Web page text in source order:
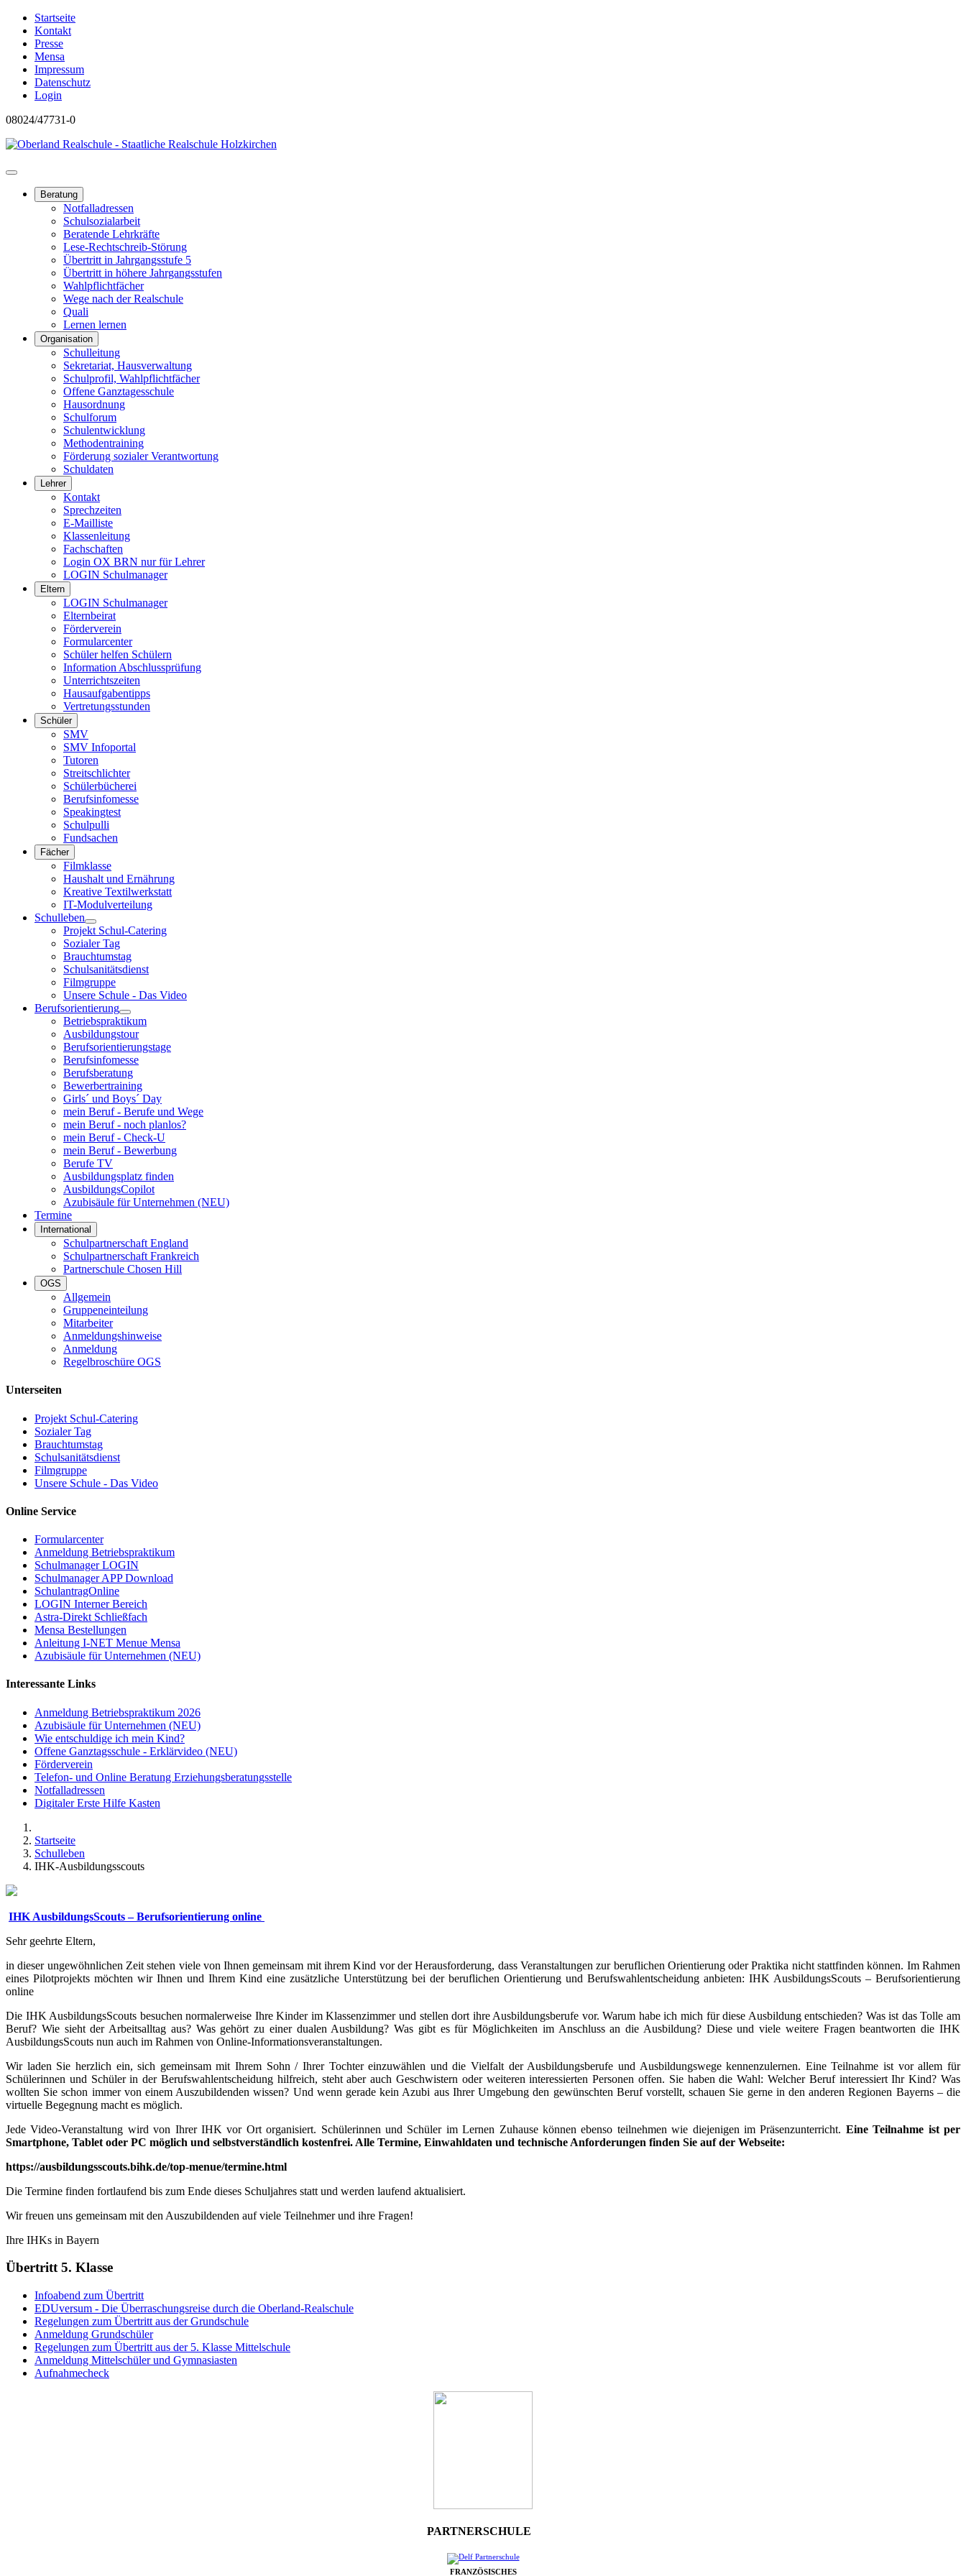
Startseite
Kontakt
Presse
Mensa
Impressum
Datenschutz
Login
08024/47731-0
Beratung
Notfalladressen
Schulsozialarbeit
Beratende Lehrkräfte
Lese-Rechtschreib-Störung
Übertritt in Jahrgangsstufe 5
Übertritt in höhere Jahrgangsstufen
Wahlpflichtfächer
Wege nach der Realschule
Quali
Lernen lernen
Organisation
Schulleitung
Sekretariat, Hausverwaltung
Schulprofil, Wahlpflichtfächer
Offene Ganztagesschule
Hausordnung
Schulforum
Schulentwicklung
Methodentraining
Förderung sozialer Verantwortung
Schuldaten
Lehrer
Kontakt
Sprechzeiten
E-Mailliste
Klassenleitung
Fachschaften
Login OX BRN nur für Lehrer
LOGIN Schulmanager
Eltern
LOGIN Schulmanager
Elternbeirat
Förderverein
Formularcenter
Schüler helfen Schülern
Information Abschlussprüfung
Unterrichtszeiten
Hausaufgabentipps
Vertretungsstunden
Schüler
SMV
SMV Infoportal
Tutoren
Streitschlichter
Schülerbücherei
Berufsinfomesse
Speakingtest
Schulpulli
Fundsachen
Fächer
Filmklasse
Haushalt und Ernährung
Kreative Textilwerkstatt
IT-Modulverteilung
Schulleben
Projekt Schul-Catering
Sozialer Tag
Brauchtumstag
Schulsanitätsdienst
Filmgruppe
Unsere Schule - Das Video
Berufsorientierung
Betriebspraktikum
Ausbildungstour
Berufsorientierungstage
Berufsinfomesse
Berufsberatung
Bewerbertraining
Girls´ und Boys´ Day
mein Beruf - Berufe und Wege
mein Beruf - noch planlos?
mein Beruf - Check-U
mein Beruf - Bewerbung
Berufe TV
Ausbildungsplatz finden
AusbildungsCopilot
Azubisäule für Unternehmen (NEU)
Termine
International
Schulpartnerschaft England
Schulpartnerschaft Frankreich
Partnerschule Chosen Hill
OGS
Allgemein
Gruppeneinteilung
Mitarbeiter
Anmeldungshinweise
Anmeldung
Regelbroschüre OGS
Unterseiten
Projekt Schul-Catering
Sozialer Tag
Brauchtumstag
Schulsanitätsdienst
Filmgruppe
Unsere Schule - Das Video
Online Service
Formularcenter
Anmeldung Betriebspraktikum
Schulmanager LOGIN
Schulmanager APP Download
SchulantragOnline
LOGIN Interner Bereich
Astra-Direkt Schließfach
Mensa Bestellungen
Anleitung I-NET Menue Mensa
Azubisäule für Unternehmen (NEU)
Interessante Links
Anmeldung Betriebspraktikum 2026
Azubisäule für Unternehmen (NEU)
Wie entschuldige ich mein Kind?
Offene Ganztagsschule - Erklärvideo (NEU)
Förderverein
Telefon- und Online Beratung Erziehungsberatungsstelle
Notfalladressen
Digitaler Erste Hilfe Kasten
Startseite
Schulleben
IHK-Ausbildungsscouts
IHK AusbildungsScouts – Berufsorientierung online
Sehr geehrte Eltern,
in dieser ungewöhnlichen Zeit stehen viele von Ihnen gemeinsam mit ihrem Kind vor der Herausforderung, dass Veranstaltungen zur beruflichen Orientierung oder Praktika nicht stattfinden können. Im Rahmen
eines Pilotprojekts möchten wir Ihnen und Ihrem Kind eine zusätzliche Unterstützung bei der beruflichen Orientierung und Berufswahlentscheidung anbieten: IHK AusbildungsScouts – Berufsorientierung
online
Die IHK AusbildungsScouts besuchen normalerweise Ihre Kinder im Klassenzimmer und stellen dort ihre Ausbildungsberufe vor. Warum habe ich mich für diese Ausbildung entschieden? Was ist das Tolle am
Beruf? Wie sieht der Arbeitsalltag aus? Was gehört zu einer dualen Ausbildung? Was gibt es für Möglichkeiten im Anschluss an die Ausbildung? Diese und viele weitere Fragen beantworten die IHK
AusbildungsScouts nun auch im Rahmen von Online-Informationsveranstaltungen.
Wir laden Sie herzlich ein, sich gemeinsam mit Ihrem Sohn / Ihrer Tochter einzuwählen und die Vielfalt der Ausbildungsberufe und Ausbildungswege kennenzulernen. Eine Teilnahme ist vor allem für
Schülerinnen und Schüler in der Berufswahlentscheidung hilfreich, steht aber auch Geschwistern oder weiteren interessierten Personen offen. Sie haben die Wahl: Welcher Beruf interessiert Ihr Kind? Was
wollten Sie schon immer von einem Auszubildenden wissen? Und wenn gerade kein Azubi aus Ihrer Umgebung den gewünschten Beruf vorstellt, schauen Sie gerne in den anderen Regionen Bayerns – die
virtuelle Begegnung macht es möglich.
Jede Video-Veranstaltung wird von Ihrer IHK vor Ort organisiert. Schülerinnen und Schüler im Lernen Zuhause können ebenso teilnehmen wie diejenigen im Präsenzunterricht. Eine Teilnahme ist per
Smartphone, Tablet oder PC möglich und selbstverständlich kostenfrei. Alle Termine, Einwahldaten und technische Anforderungen finden Sie auf der Webseite:
https://ausbildungsscouts.bihk.de/top-menue/termine.html
Die Termine finden fortlaufend bis zum Ende dieses Schuljahres statt und werden laufend aktualisiert.
Wir freuen uns gemeinsam mit den Auszubildenden auf viele Teilnehmer und ihre Fragen!
Ihre IHKs in Bayern
Übertritt 5. Klasse
Infoabend zum Übertritt
EDUversum - Die Überraschungsreise durch die Oberland-Realschule
Regelungen zum Übertritt aus der Grundschule
Anmeldung Grundschüler
Regelungen zum Übertritt aus der 5. Klasse Mittelschule
Anmeldung Mittelschüler und Gymnasiasten
Aufnahmecheck
PARTNERSCHULE
FRANZÖSISCHES